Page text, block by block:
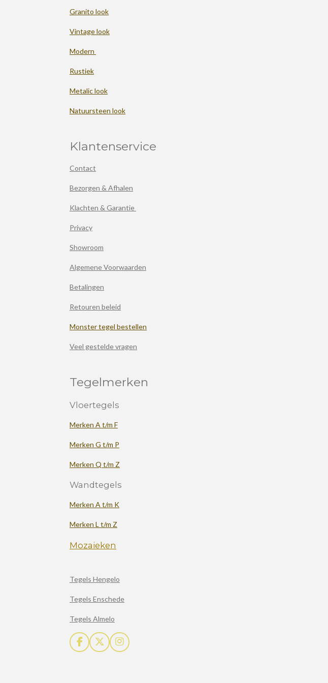
Granito look
Vintage look
Modern
Rustiek
Metalic look
Natuursteen look
Klantenservice
Contact
Bezorgen & Afhalen
Klachten & Garantie
Privacy
Showroom
Algemene Voorwaarden
Betalingen
Retouren beleid
Monster tegel bestellen
Veel gestelde vragen
Tegelmerken
Vloertegels
Merken A t/m F
Merken G t/m P
Merken Q t/m Z
Wandtegels
Merken A t/m K
Merken L t/m Z
Mozaieken
Tegels Hengelo
Tegels Enschede
Tegels Almelo
F
a
X
I
n